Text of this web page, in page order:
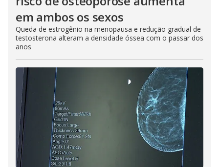
em ambos os sexos
Queda de estrogênio na menopausa e redução gradual de
testosterona alteram a densidade óssea com o passar dos
anos